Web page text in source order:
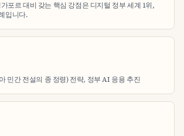
포르 대비 갖는 핵심 강점은 디지털 정부 세계 1위,
입니다.
민간 전설의 종 정령) 전략, 정부 AI 응용 추진